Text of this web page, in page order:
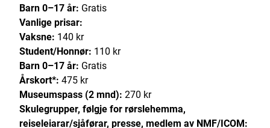
Barn 0–17 år: Gratis
Vanlige prisar:
Vaksne: 140 kr
Student/Honnør: 110 kr
Barn 0–17 år: Gratis
Årskort*: 475 kr
Museumspass (2 mnd): 270 kr
Skulegrupper, følgje for rørslehemma,
reiseleiarar/sjåførar, presse, medlem av NMF/ICOM: